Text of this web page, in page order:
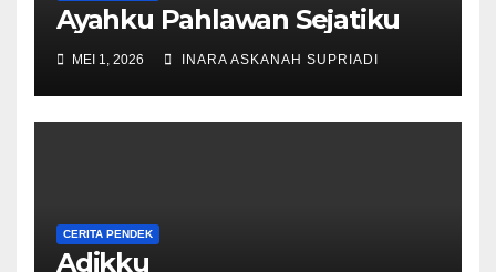
Ayahku Pahlawan Sejatiku
MEI 1, 2026 INARA ASKANAH SUPRIADI
CERITA PENDEK
Adikku